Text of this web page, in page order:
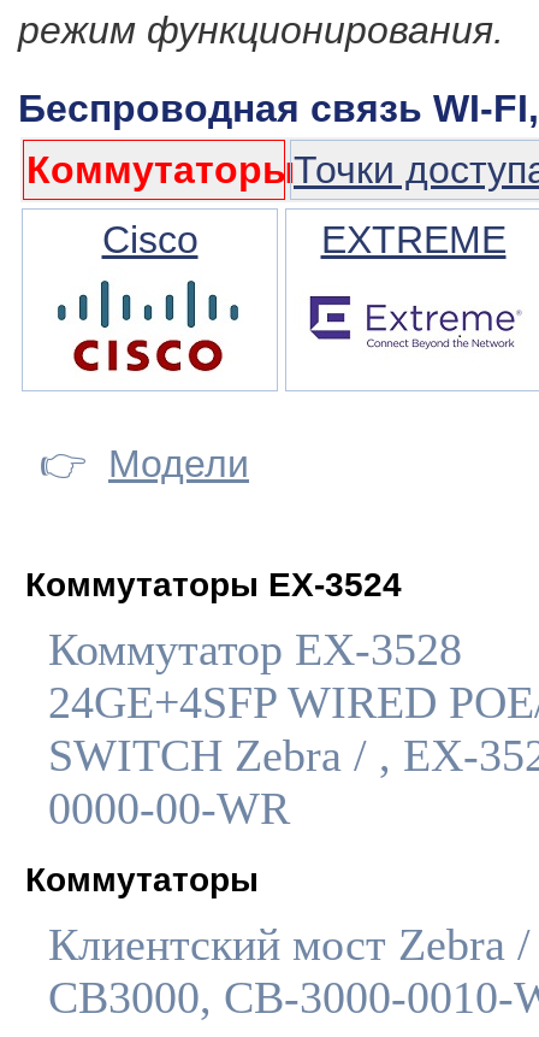
режим функционирования.
Беспроводная связь WI-
КоммутаторыТочки
Cisco
EXTREME
👉 Модели
Коммутаторы EX-3524
Коммутатор EX-3528
24GE+4SFP WIRED
SWITCH Zebra / , EX-
0000-00-WR
Коммутаторы
Клиентский мост Zebra /
CB3000, CB-3000-0010-